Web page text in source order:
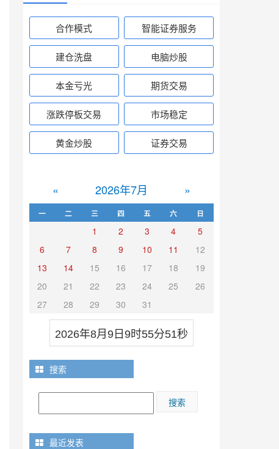
合作模式 智能证券服务
建仓洗盘 电脑炒股
本金亏光 期货交易
涨跌停板交易 市场稳定
黄金炒股 证券交易
« 2026年7月 »
一 二 三 四 五 六 日
1 2 3 4
5
6
7 8 9 10 11
12
13
14 15 16 17 18
19
20
21 22 23 24 25
26
27
28 29 30 31
2026年8月9日9时55分52秒
搜索
最近发表